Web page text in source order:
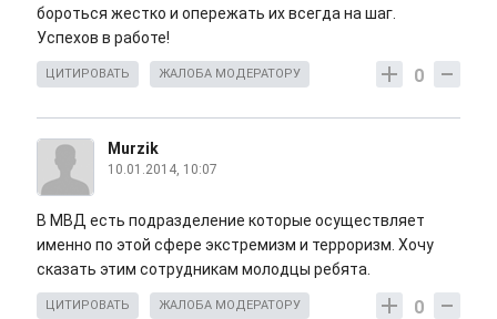
бороться жестко и опережать их всегда на шаг.
Успехов в работе!
0
ЦИТИРОВАТЬ ЖАЛОБА МОДЕРАТОРУ
Murzik
10.01.2014, 10:07
В МВД есть подразделение которые осуществляет
именно по этой сфере экстремизм и терроризм. Хочу
сказать этим сотрудникам молодцы ребята.
0
ЦИТИРОВАТЬ ЖАЛОБА МОДЕРАТОРУ